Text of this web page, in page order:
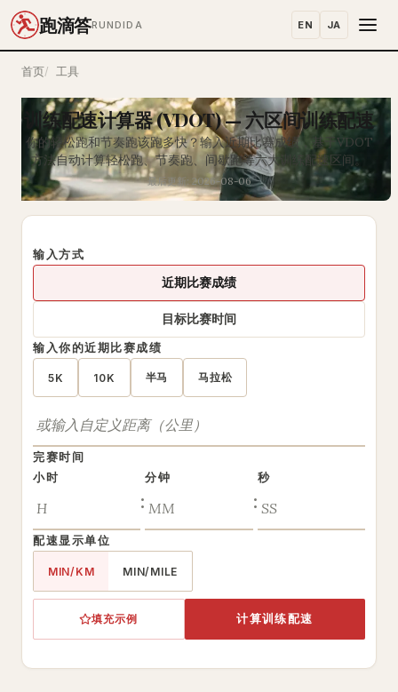
跑滴答RUNDIDA EN JA
首页 工具
训练配速计算器 (VDOT) — 六区间训练配速
你的轻松跑和节奏跑该跑多快？输入近期比赛成绩，基于VDOT
方法自动计算轻松跑、节奏跑、间歇跑等六大训练配速区间。
最后更新: 2026-08-06
输入方式
近期比赛成绩
目标比赛时间
输入你的近期比赛成绩
5K 10K 半马 马拉松
完赛时间
小时
:
分钟
:
秒
配速显示单位
MIN/KM MIN/MILE
填充示例 计算训练配速